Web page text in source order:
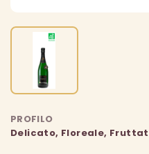
PROFILO
Delicato, Floreale,